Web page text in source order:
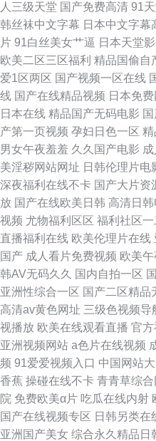
人三级天堂 国产免费高清 91
韩丝袜中文字幕 日本中文字幕
片 91白丝美女艹逼 日本天堂
欧美二区三区福利 精品国偷自
爱1区两区 国产视频一区在线
线 国产在线精品视频 日本免
日本在线 精品国产无码电影
产第一页视频 孕妇日色一区 精
男女午夜羞羞 久久国产电影
美淫秽网站网址 日韩伦理片电
深夜福利在线不卡 国产大片资
放 国产在线欧美日韩 高清日韩
视频 尤物福利区区 福利社区一
直播福利在线 欧美伦理片在线
国产 成人看片免费视频 欧美
韩AV无码久久 国内自拍一区
亚洲性综合一区 国产二区精品
高清av黄色网址 三级色视频导
视播放 欧美在线观看直播 官方
亚洲视频网站 a色片在线视频
频 91爱爱视频入口 中国网站
香蕉 操碰在线不卡 青青草综合
院 免费欧美α片 吃瓜在线内射
国产在线视频专区 日韩另类在
亚洲国产美女 综合永久精品日